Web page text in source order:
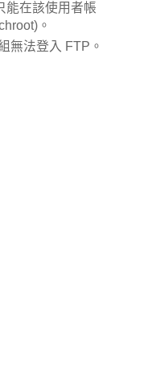
能在該使用者帳
。
無法登入 FTP。